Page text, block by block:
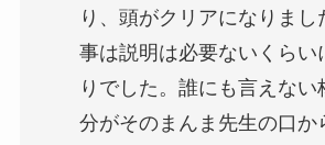
り、頭がクリアになりまし
事は説明は必要ないくらい
りでした。誰にも言えない
分がそのまんま先生の口か